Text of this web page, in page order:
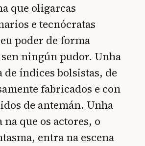
que oligarcas
e tecnócratas
poder de forma
ningún pudor. Unha
de índices bolsistas, de
fabricados e con
de antemán. Unha
que os actores, o
entra na escena